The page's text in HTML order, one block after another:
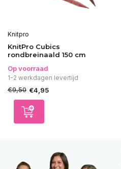
Knitpro
KnitPro Cubics
rondbreinaald 150 cm
Op voorraad
1-2 werkdagen levertijd
€9,50 €4,95